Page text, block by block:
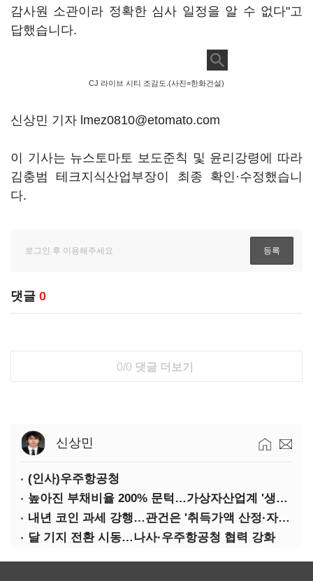
감사원 소관이라 정확한 심사 일정을 알 수 없다"고
답했습니다.
CJ 라이브 시티 조감도.(사진=한화건설)
신상민 기자 lmez0810@etomato.com
이 기사는 뉴스토마토 보도준칙 및 윤리강령에 따라
김충범 테크지식산업부장이 최종 확인·수정했습니
다.
댓글 0
0/0 댓글 더보기
신상민
(인사)우주항공청
높아진 부채비율 200% 문턱…가상자산업계 '생존 시험대'
내년 코인 과세 강행…관건은 '취득가액 산정·자산 이동'
달 기지 전환 시동…나사·우주항공청 협력 강화